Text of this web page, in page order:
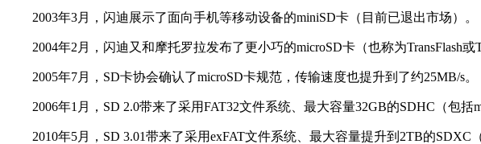
2003年3月，闪迪展示了面向手机等移动设备的miniSD卡（目前已退出市场）。
2004年2月，闪迪又和摩托罗拉发布了更小巧的microSD卡（也称为TransFlash或
2005年7月，SD卡协会确认了microSD卡规范，传输速度也提升到了约25MB/s。
2006年1月，SD 2.0带来了采用FAT32文件系统、最大容量32GB的SDHC（包括
2010年5月，SD 3.01带来了采用exFAT文件系统、最大容量提升到2TB的SDXC